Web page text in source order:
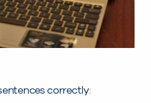
correctly: